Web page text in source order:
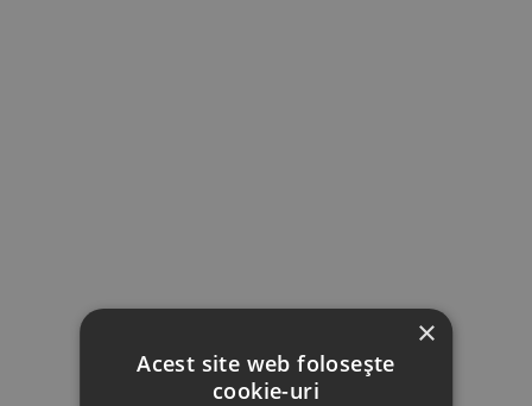
×
Acest site web folosește
cookie-uri